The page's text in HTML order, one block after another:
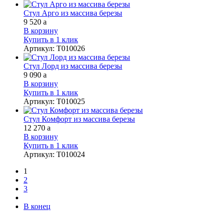
Стул Арго из массива березы
9 520 a
В корзину
Купить в 1 клик
Артикул: Т010026
Стул Лорд из массива березы
9 090 a
В корзину
Купить в 1 клик
Артикул: Т010025
Стул Комфорт из массива березы
12 270 a
В корзину
Купить в 1 клик
Артикул: Т010024
1
2
3
В конец